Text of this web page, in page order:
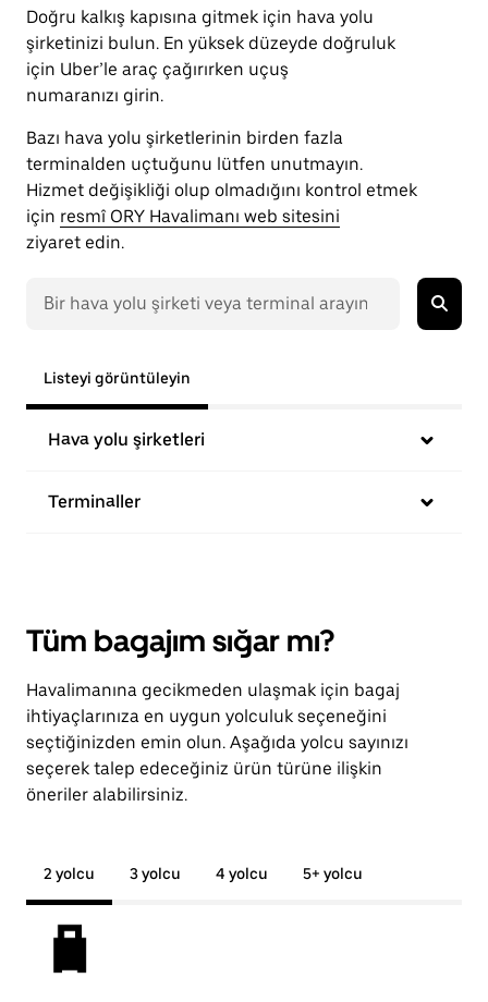
Doğru kalkış kapısına gitmek için hava yolu
şirketinizi bulun. En yüksek düzeyde doğruluk
için Uber’le araç çağırırken uçuş
numaranızı girin.
Bazı hava yolu şirketlerinin birden fazla
terminalden uçtuğunu lütfen unutmayın.
Hizmet değişikliği olup olmadığını kontrol etmek
için resmî ORY Havalimanı web sitesini
ziyaret edin.
Listeyi görüntüleyin
Hava yolu şirketleri
Terminaller
Tüm bagajım sığar mı?
Havalimanına gecikmeden ulaşmak için bagaj
ihtiyaçlarınıza en uygun yolculuk seçeneğini
seçtiğinizden emin olun. Aşağıda yolcu sayınızı
seçerek talep edeceğiniz ürün türüne ilişkin
öneriler alabilirsiniz.
2 yolcu 3 yolcu 4 yolcu 5+ yolcu